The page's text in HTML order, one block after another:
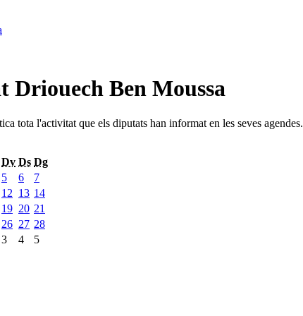
Driouech Ben Moussa
tota l'activitat que els diputats han informat en les seves agendes.
Dv Ds Dg
5 6
7
12 13 14
19 20 21
26 27 28
3 4 5